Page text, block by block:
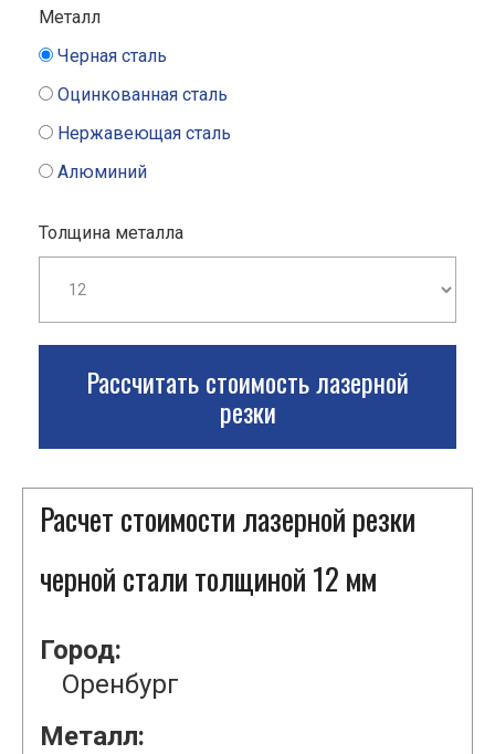
Металл
Черная сталь
Оцинкованная сталь
Нержавеющая сталь
Алюминий
Толщина металла
Рассчитать стоимость лазерной
резки
Расчет стоимости лазерной резки
черной стали толщиной 12 мм
Город:
Оренбург
Металл: